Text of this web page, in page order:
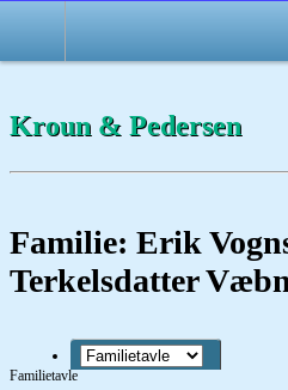
Kroun & Pedersen
Familie: Erik
Terkelsdatter
Familietavle